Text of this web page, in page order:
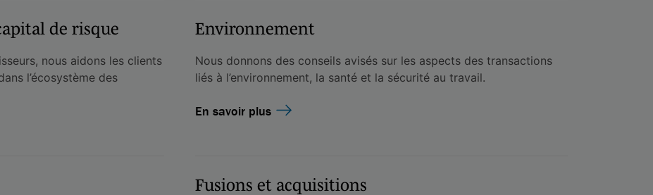
de risque
nous aidons les clients
l’écosystème des
Environnement
Nous donnons des conseils avisés sur les aspects des transactions
liés à l’environnement, la santé et la sécurité au travail.
En savoir plus
Fusions et acquisitions